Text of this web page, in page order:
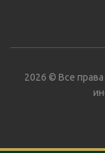
2026 © Все